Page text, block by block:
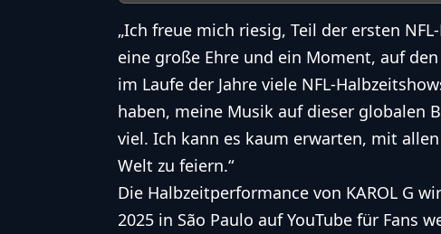
„Ich freue mich riesig, Teil der ersten
eine große Ehre und ein Moment, auf
im Laufe der Jahre viele NFL-
haben, meine Musik auf dieser globalen
viel. Ich kann es kaum erwarten, mit
Welt zu feiern.“
Die Halbzeitperformance von KAROL G
2025 in São Paulo auf YouTube für Fans